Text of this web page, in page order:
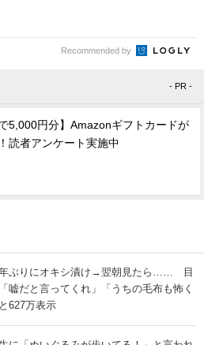
Recommended by
- PR -
で5,000円分】Amazonギフトカードが
読者アンケート実施中
年ぶりにオキシ漬け→翌朝見たら…… 目
嘘だと言ってくれ」「うちの毛布も怖く
627万表示